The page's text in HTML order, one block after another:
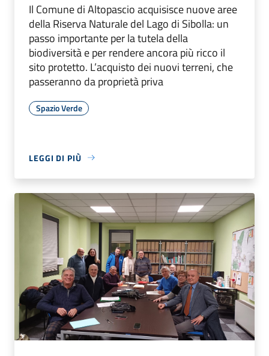
Il Comune di Altopascio acquisisce nuove aree
della Riserva Naturale del Lago di Sibolla: un
passo importante per la tutela della
biodiversità e per rendere ancora più ricco il
sito protetto. L’acquisto dei nuovi terreni, che
passeranno da proprietà priva
Spazio Verde
LEGGI DI PIÙ